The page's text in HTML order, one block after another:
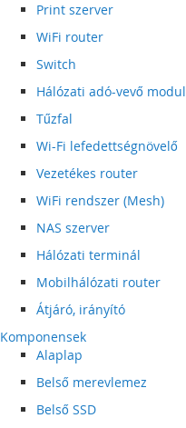
Print szerver
WiFi router
Switch
Hálózati adó-vevő modul
Tűzfal
Wi-Fi lefedettségnövelő
Vezetékes router
WiFi rendszer (Mesh)
NAS szerver
Hálózati terminál
Mobilhálózati router
Átjáró, irányító
Komponensek
Alaplap
Belső merevlemez
Belső SSD